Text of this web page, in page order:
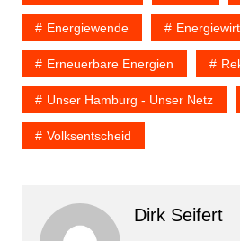
Energiewende
Erneuerbare Energien
Unser Hamburg - Unser Netz
Volksentscheid
Dirk Seifert